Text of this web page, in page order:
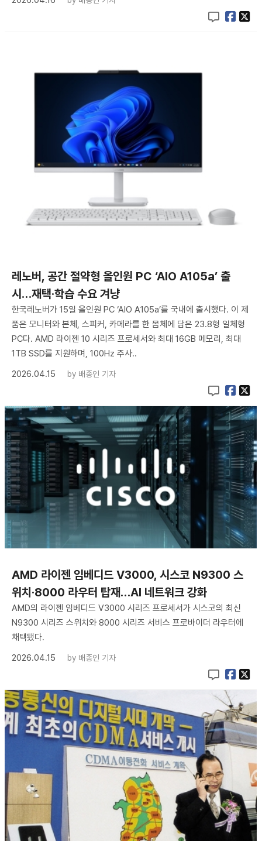
레노버, 공간 절약형 올인원 PC ‘AIO A105a’ 출
시…재택·학습 수요 겨냥
한국레노버가 15일 올인원 PC ‘AIO A105a’를 국내에 출시했다. 이 제
품은 모니터와 본체, 스피커, 카메라를 한 몸체에 담은 23.8형 일체형
PC다. AMD 라이젠 10 시리즈 프로세서와 최대 16GB 메모리, 최대
1TB SSD를 지원하며, 100Hz 주사..
2026.04.15
by 배종인 기자
AMD 라이젠 임베디드 V3000, 시스코 N9300 스
위치·8000 라우터 탑재…AI 네트워크 강화
AMD의 라이젠 임베디드 V3000 시리즈 프로세서가 시스코의 최신
N9300 시리즈 스위치와 8000 시리즈 서비스 프로바이더 라우터에
채택됐다.
2026.04.15
by 배종인 기자